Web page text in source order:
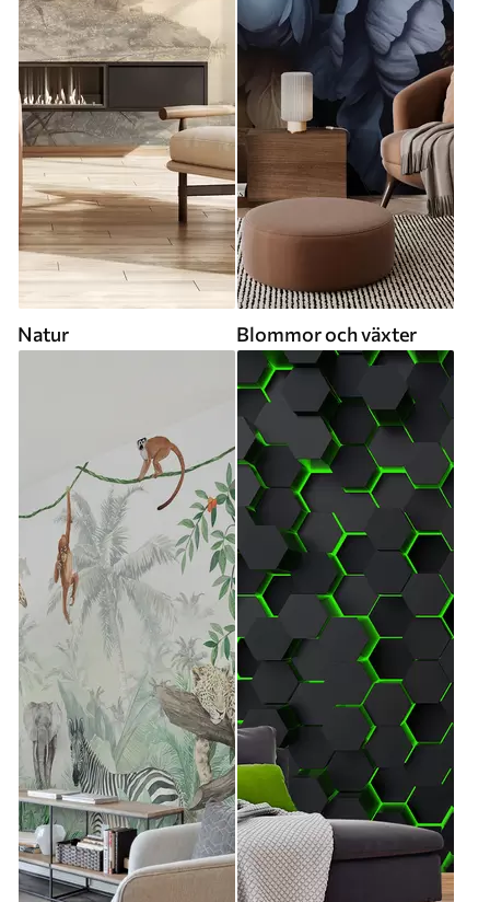
Natur Blommor och växter